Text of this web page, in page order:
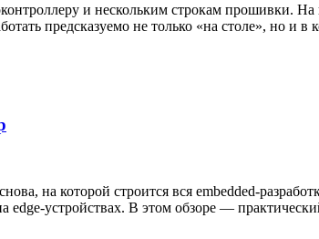
и нескольким строкам прошивки. На
предсказуемо не только «на столе», но и
на которой строится вся embedded-
устройствах. В этом обзоре —